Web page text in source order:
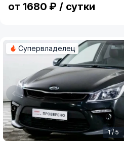
от 1680 ₽ / сутки
Супервладелец
1 / 5